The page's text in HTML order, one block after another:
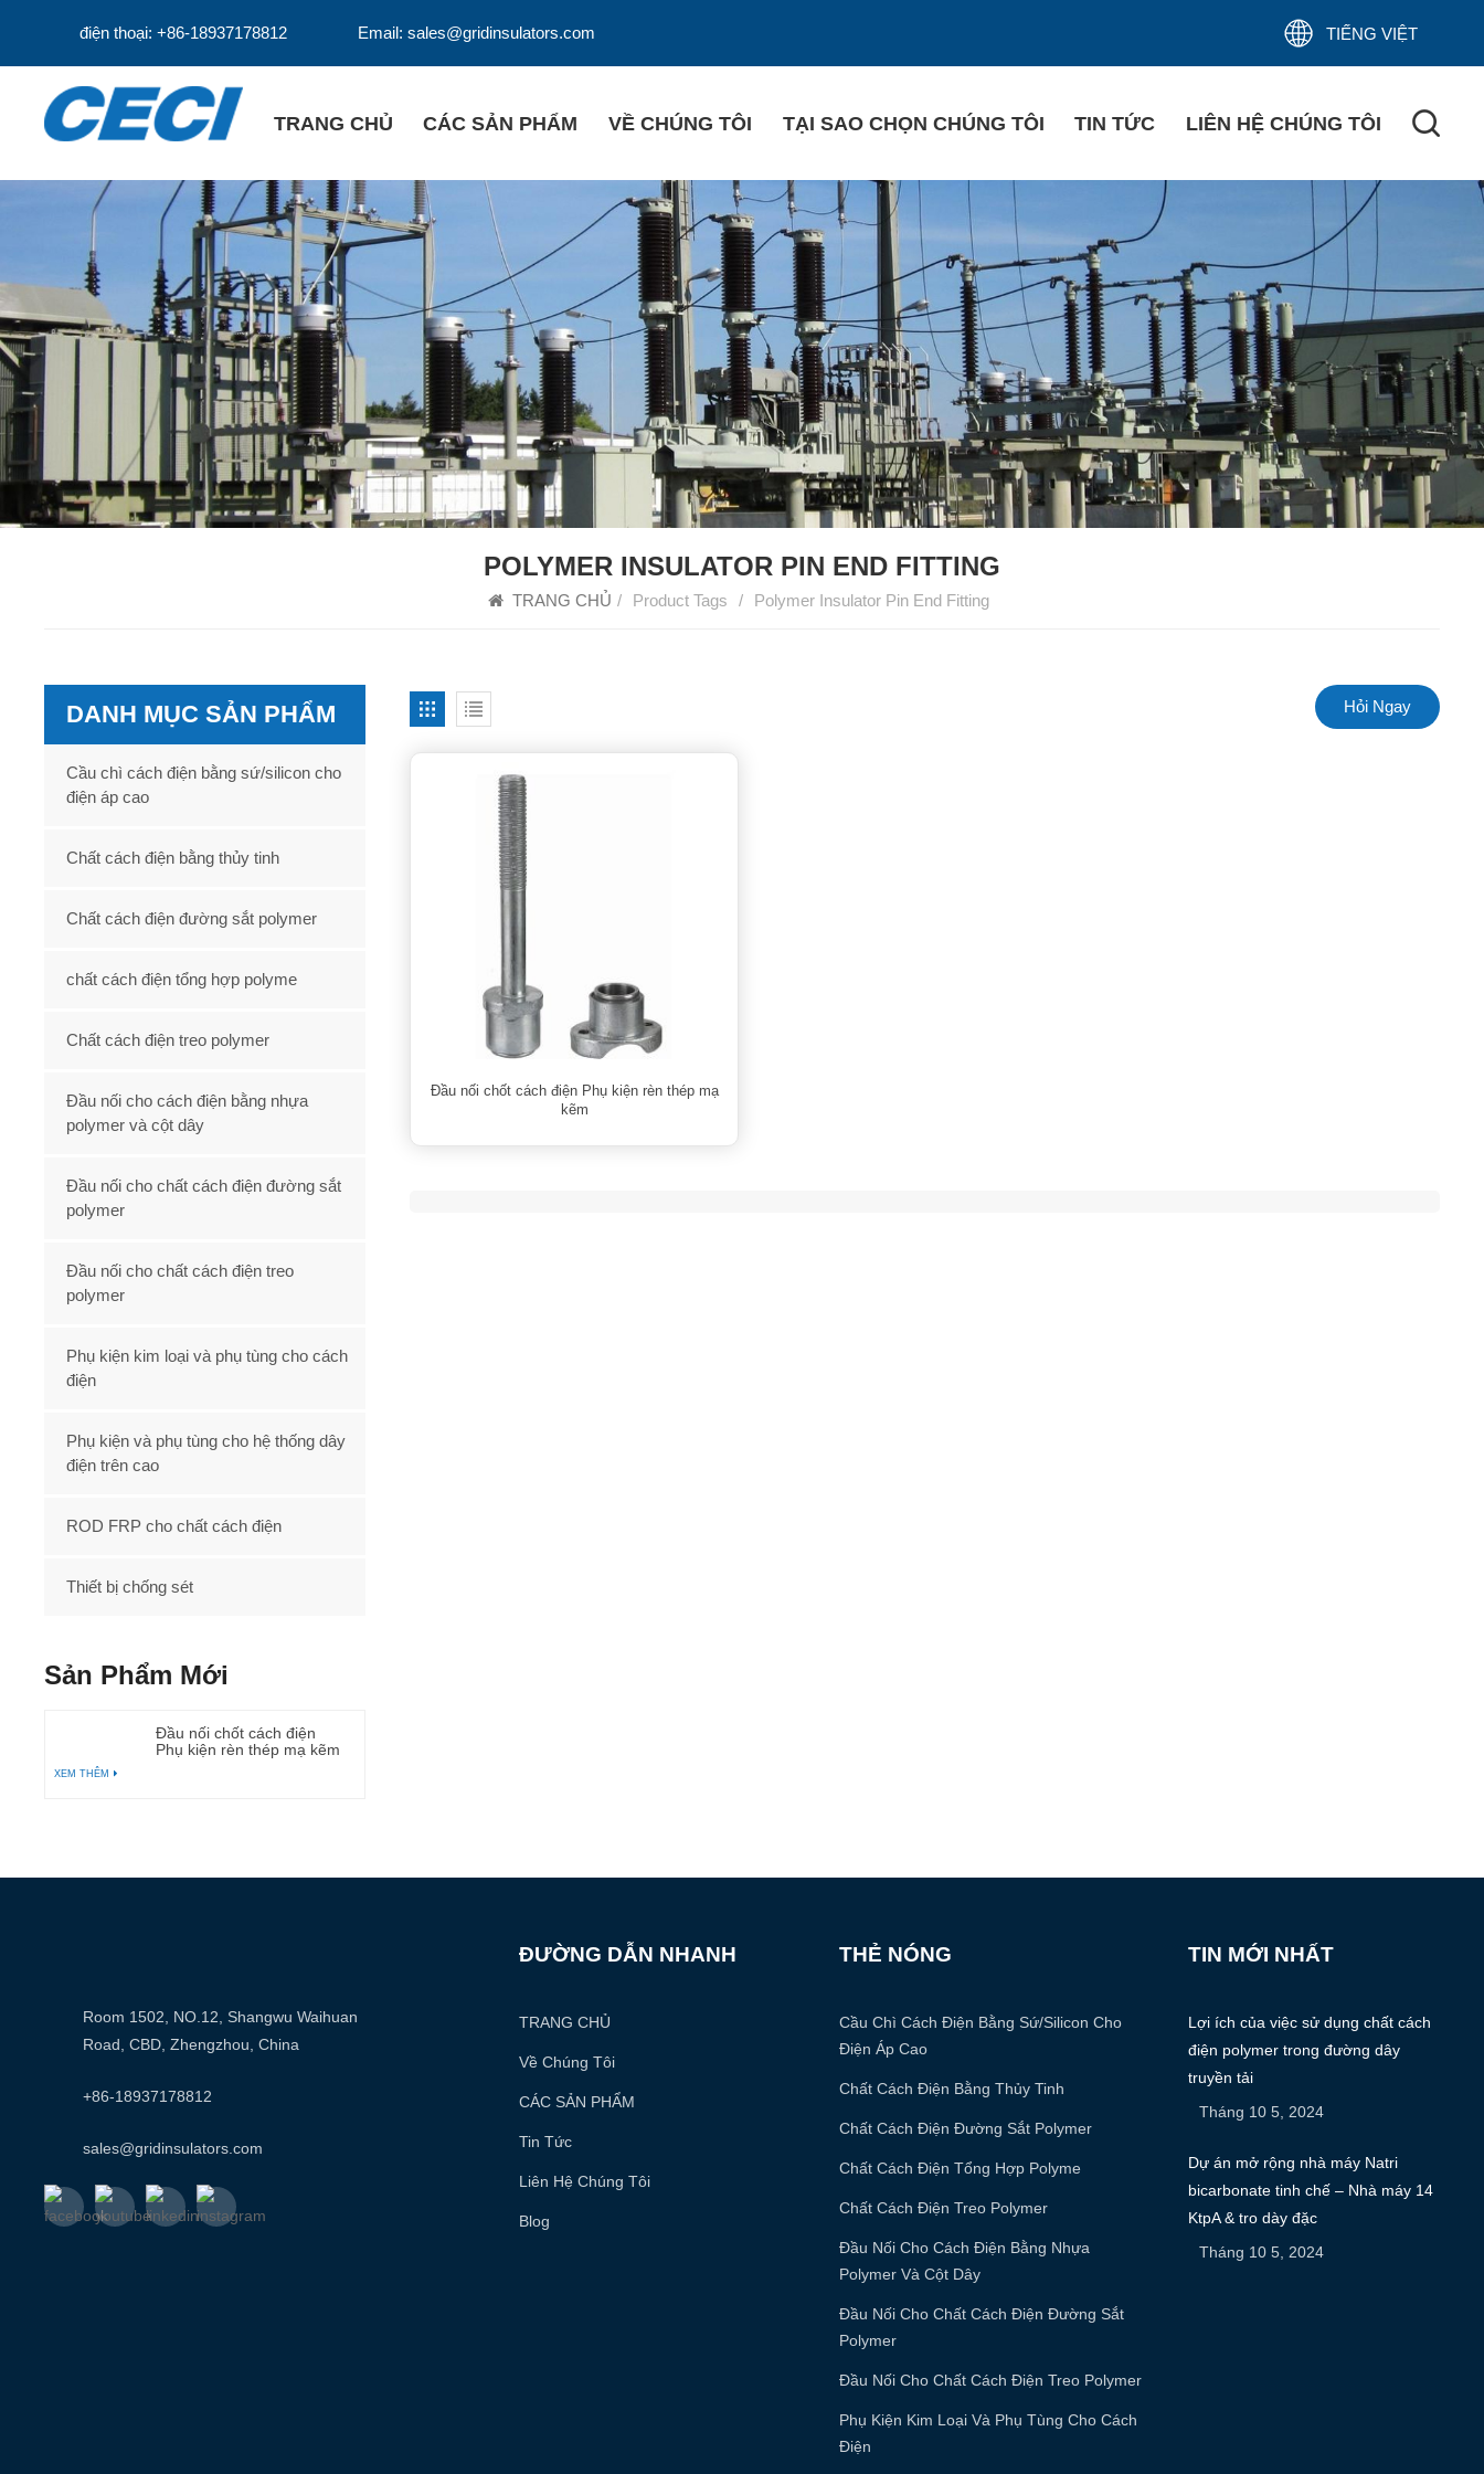
điện thoại: +86-18937178812 Email: sales@gridinsulators.com TIẾNG VIỆT
TRANG CHỦ CÁC SẢN PHẨM VỀ CHÚNG TÔI TẠI SAO CHỌN CHÚNG TÔI TIN TỨC LIÊN HỆ CHÚNG TÔI
POLYMER INSULATOR PIN END FITTING
TRANG CHỦ / Product Tags / Polymer Insulator Pin End Fitting
Hỏi Ngay
Đầu nối chốt cách điện Phụ kiện rèn thép mạ
kẽm
DANH MỤC SẢN PHẨM
Cầu chì cách điện bằng sứ/silicon cho
điện áp cao
Chất cách điện bằng thủy tinh
Chất cách điện đường sắt polymer
chất cách điện tổng hợp polyme
Chất cách điện treo polymer
Đầu nối cho cách điện bằng nhựa
polymer và cột dây
Đầu nối cho chất cách điện đường sắt
polymer
Đầu nối cho chất cách điện treo
polymer
Phụ kiện kim loại và phụ tùng cho cách
điện
Phụ kiện và phụ tùng cho hệ thống dây
điện trên cao
ROD FRP cho chất cách điện
Thiết bị chống sét
Sản Phẩm Mới
Đầu nối chốt cách điện
Phụ kiện rèn thép mạ kẽm
XEM THÊM
Room 1502, NO.12, Shangwu Waihuan
Road, CBD, Zhengzhou, China
+86-18937178812
sales@gridinsulators.com
ĐƯỜNG DẪN NHANH
TRANG CHỦ
Về Chúng Tôi
CÁC SẢN PHẨM
Tin Tức
Liên Hệ Chúng Tôi
Blog
THẺ NÓNG
Cầu Chì Cách Điện Bằng Sứ/silicon Cho
Điện Áp Cao
Chất Cách Điện Bằng Thủy Tinh
Chất Cách Điện Đường Sắt Polymer
Chất Cách Điện Tổng Hợp Polyme
Chất Cách Điện Treo Polymer
Đầu Nối Cho Cách Điện Bằng Nhựa
Polymer Và Cột Dây
Đầu Nối Cho Chất Cách Điện Đường Sắt
Polymer
Đầu Nối Cho Chất Cách Điện Treo Polymer
Phụ Kiện Kim Loại Và Phụ Tùng Cho Cách
Điện
TIN MỚI NHẤT
Lợi ích của việc sử dụng chất cách
điện polymer trong đường dây
truyền tải
Tháng 10 5, 2024
Dự án mở rộng nhà máy Natri
bicarbonate tinh chế – Nhà máy 14
KtpA & tro dày đặc
Tháng 10 5, 2024